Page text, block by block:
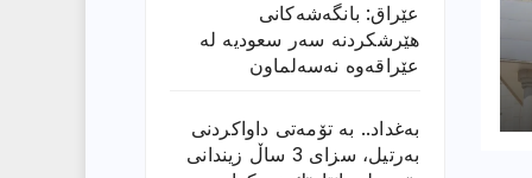
عێراق: بانگەشەكانی
هێرشكردنە سەر سعودیە لە
عێراقەوە نەسەلماون
بەغداد.. بە تۆمەتی داواكردنی
بەرتیل، سزای 3 ساڵ زیندانی